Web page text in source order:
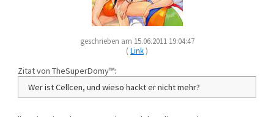
geschrieben am 15.06.2011 19:04:47
(Link)
Zitat von TheSuperDomy™:
Wer ist Cellcen, und wieso hackt er nicht mehr?